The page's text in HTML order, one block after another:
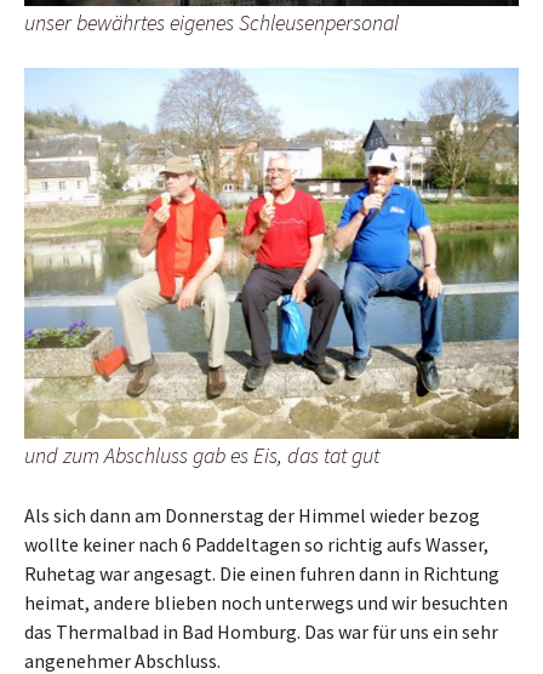
unser bewährtes eigenes Schleusenpersonal
und zum Abschluss gab es Eis, das tat gut
Als sich dann am Donnerstag der Himmel wieder bezog
wollte keiner nach 6 Paddeltagen so richtig aufs Wasser,
Ruhetag war angesagt. Die einen fuhren dann in Richtung
heimat, andere blieben noch unterwegs und wir besuchten
das Thermalbad in Bad Homburg. Das war für uns ein sehr
angenehmer Abschluss.